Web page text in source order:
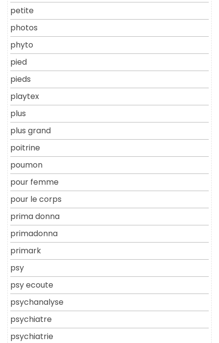
petite
photos
phyto
pied
pieds
playtex
plus
plus grand
poitrine
poumon
pour femme
pour le corps
prima donna
primadonna
primark
psy
psy ecoute
psychanalyse
psychiatre
psychiatrie